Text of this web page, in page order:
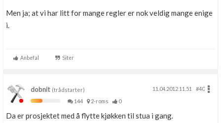
Men ja; at vi har litt for mange regler er nok veldig mange enige
i.
Anbefal Siter
dobnit(trådstarter) 11.04.2012 11.51
#40
144
2-roms 0
Da er prosjektet med å flytte kjøkken til stua i gang.